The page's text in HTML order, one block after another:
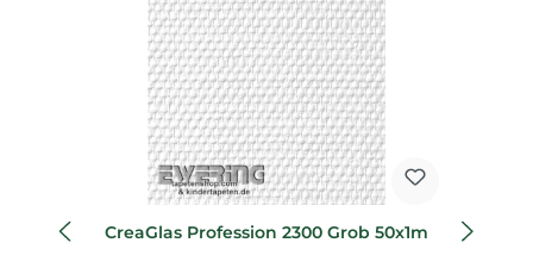
CreaGlas Profession 2300 Grob 50x1m